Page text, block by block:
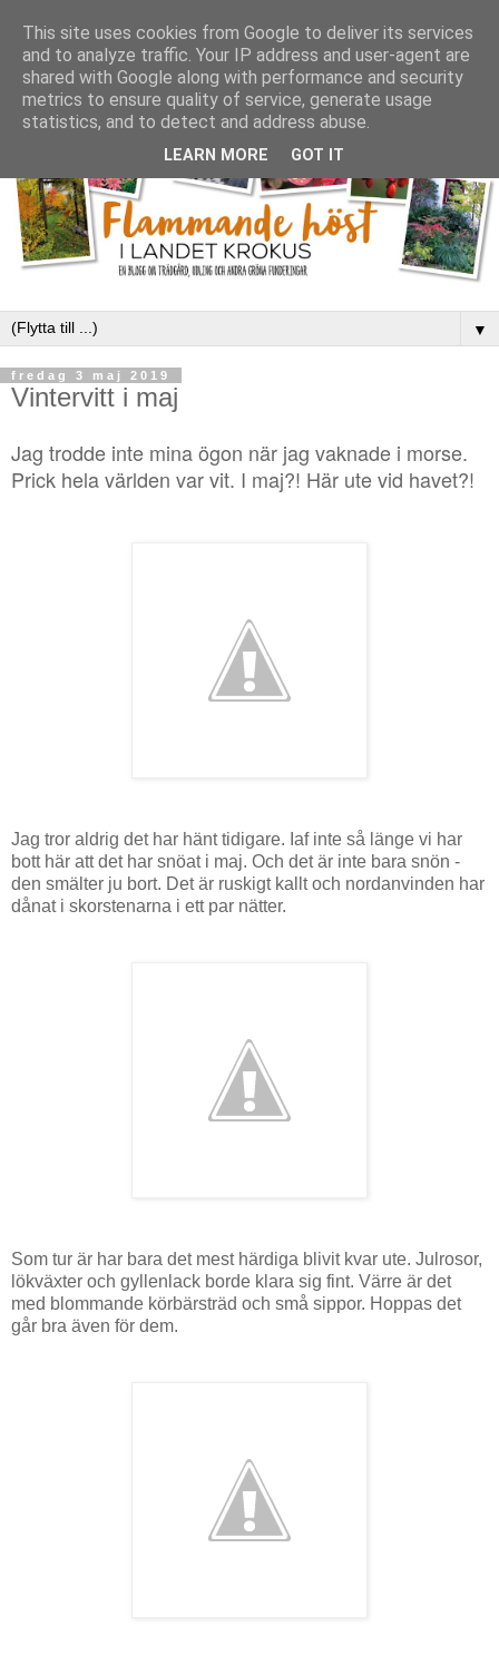
▼
fredag 3 maj 2019
Vintervitt i maj
Jag trodde inte mina ögon när jag vaknade i morse.
Prick hela världen var vit. I maj?! Här ute vid havet?!
Jag tror aldrig det har hänt tidigare. Iaf inte så länge vi har
bott här att det har snöat i maj. Och det är inte bara snön -
den smälter ju bort. Det är ruskigt kallt och nordanvinden har
dånat i skorstenarna i ett par nätter.
Som tur är har bara det mest härdiga blivit kvar ute. Julrosor,
lökväxter och gyllenlack borde klara sig fint. Värre är det
med blommande körbärsträd och små sippor. Hoppas det
går bra även för dem.
This site uses cookies from Google to deliver its services
and to analyze traffic. Your IP address and user-agent are
shared with Google along with performance and security
metrics to ensure quality of service, generate usage
statistics, and to detect and address abuse.
LEARN MORE GOT IT